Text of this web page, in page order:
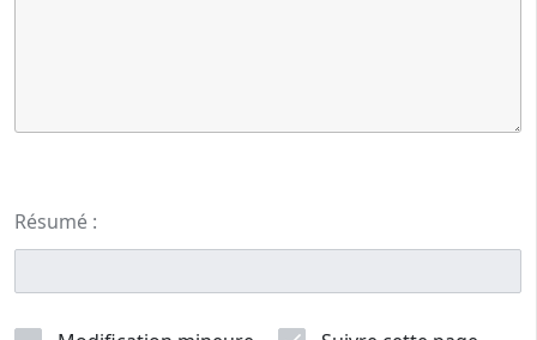
Résumé :